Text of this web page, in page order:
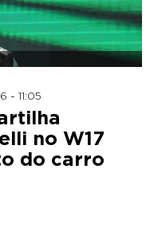
- 11:05
no W17
do carro